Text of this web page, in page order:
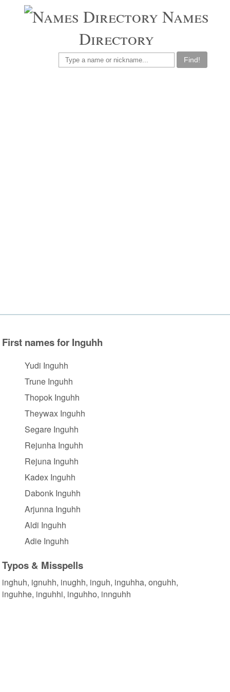
Names
Directory
Find!
First names for Inguhh
Yudi Inguhh
Trune Inguhh
Thopok Inguhh
Theywax Inguhh
Segare Inguhh
Rejunha Inguhh
Rejuna Inguhh
Kadex Inguhh
Dabonk Inguhh
Arjunna Inguhh
Aldi Inguhh
Adie Inguhh
Typos & Misspells
inghuh, ignuhh, inughh, inguh, inguhha, onguhh,
inguhhe, inguhhi, inguhho, innguhh